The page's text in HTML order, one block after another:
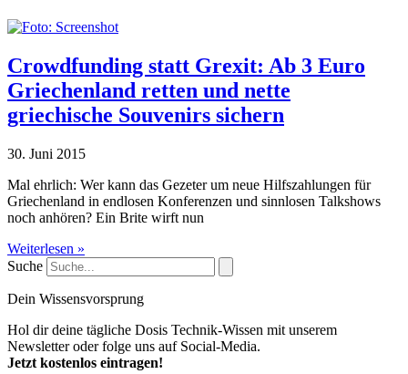
Crowdfunding statt Grexit: Ab 3 Euro
Griechenland retten und nette
griechische Souvenirs sichern
30. Juni 2015
Mal ehrlich: Wer kann das Gezeter um neue Hilfszahlungen für
Griechenland in endlosen Konferenzen und sinnlosen Talkshows
noch anhören? Ein Brite wirft nun
Weiterlesen »
Suche
Dein Wissensvorsprung
Hol dir deine tägliche Dosis Technik-Wissen mit unserem
Newsletter oder folge uns auf Social-Media.
Jetzt kostenlos eintragen!